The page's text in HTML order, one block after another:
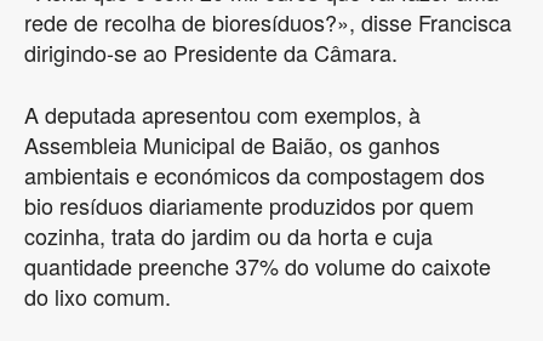
rede de recolha de bioresíduos?», disse Francisca
dirigindo-se ao Presidente da Câmara.
A deputada apresentou com exemplos, à
Assembleia Municipal de Baião, os ganhos
ambientais e económicos da compostagem dos
bio resíduos diariamente produzidos por quem
cozinha, trata do jardim ou da horta e cuja
quantidade preenche 37% do volume do caixote
do lixo comum.